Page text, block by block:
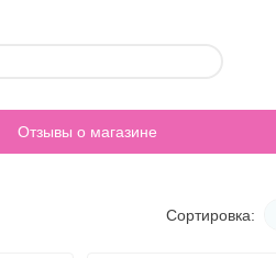
Отзывы о магазине
Сортировка: